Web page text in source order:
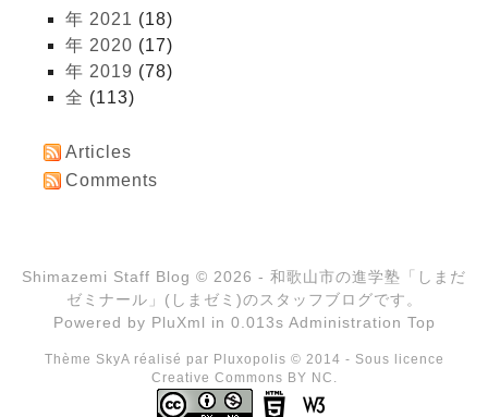
年 2021 (18)
年 2020 (17)
年 2019 (78)
(113)
Articles
Comments
Shimazemi Staff Blog © 2026 - 和歌山市の進学塾「しまだ
ゼミナール」(しまゼミ)のスタッフブログです。
Powered by PluXml in 0.013s Administration Top
Thème SkyA réalisé par Pluxopolis © 2014 - Sous licence
Creative Commons BY NC.